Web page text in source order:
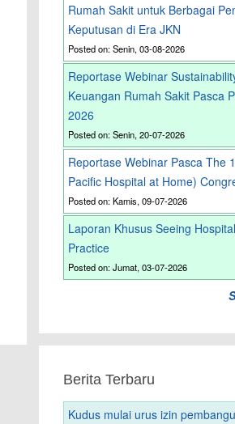
Rumah Sakit untuk Berbagai
Keputusan di Era JKN
Posted on: Senin, 03-08-2026
Reportase Webinar
Keuangan Rumah Sakit Pasca
2026
Posted on: Senin, 20-07-2026
Reportase Webinar Pasca The
Pacific Hospital at Home)
Posted on: Kamis, 09-07-2026
Laporan Khusus Seeing
Practice
Posted on: Jumat, 03-07-2026
Berita Terbaru
Kudus mulai urus izin